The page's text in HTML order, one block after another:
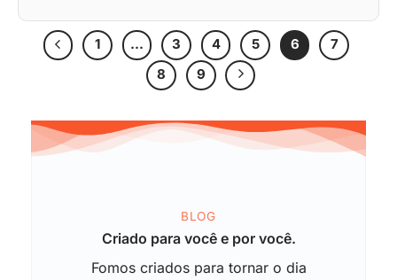
1 … 3 4 5 6
7
8
9
BLOG
Criado para você e por você.
Fomos criados para tornar o dia